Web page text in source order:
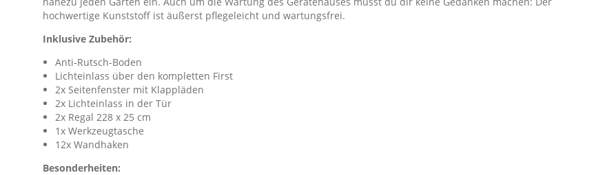
hochwertige Kunststoff ist äußerst pflegeleicht und wartungsfrei.
Inklusive Zubehör:
Anti-Rutsch-Boden
Lichteinlass über den kompletten First
2x Seitenfenster mit Klappläden
2x Lichteinlass in der Tür
2x Regal 228 x 25 cm
1x Werkzeugtasche
12x Wandhaken
Besonderheiten: